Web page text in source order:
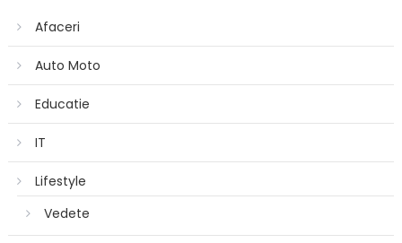
Afaceri
Auto Moto
Educatie
IT
Lifestyle
Vedete